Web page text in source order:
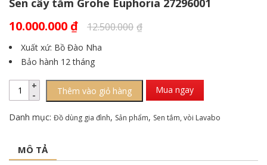
Sen cây tắm Grohe Euphoria 27296001
10.000.000 ₫ 12.500.000 ₫
Xuất xứ: Bồ Đào Nha
Bảo hành 12 tháng
Thêm vào giỏ hàng Mua ngay
Danh mục: Đồ dùng gia đình, Sản phẩm, Sen tắm, vòi Lavabo
MÔ TẢ